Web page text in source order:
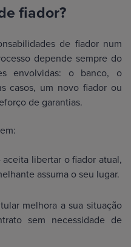
fiador?
de fiador num
depende sempre do
envolvidas: o banco, o
casos, um novo fiador ou
de garantias.
libertar o fiador atual,
assuma o seu lugar.
melhora a sua situação
sem necessidade de